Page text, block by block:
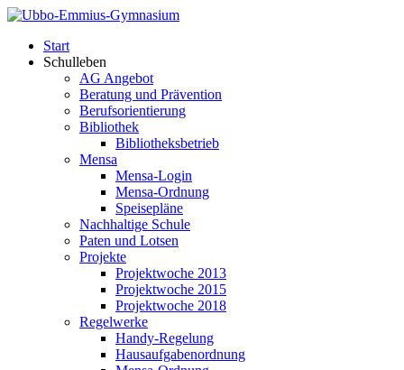
Start
Schulleben
AG Angebot
Beratung und Prävention
Berufsorientierung
Bibliothek
Bibliotheksbetrieb
Mensa
Mensa-Login
Mensa-Ordnung
Speisepläne
Nachhaltige Schule
Paten und Lotsen
Projekte
Projektwoche 2013
Projektwoche 2015
Projektwoche 2018
Regelwerke
Handy-Regelung
Hausaufgabenordnung